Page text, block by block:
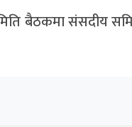
बैठकमा संसदीय